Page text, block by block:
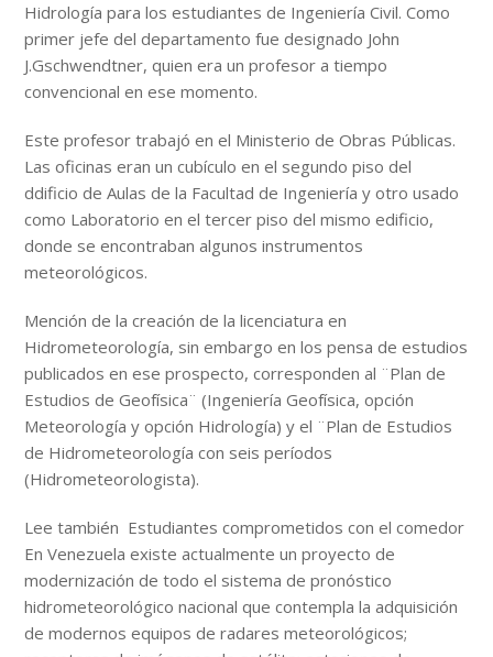
Hidrología para los estudiantes de Ingeniería Civil. Como
primer jefe del departamento fue designado John
J.Gschwendtner, quien era un profesor a tiempo
convencional en ese momento.
Este profesor trabajó en el Ministerio de Obras Públicas.
Las oficinas eran un cubículo en el segundo piso del
ddificio de Aulas de la Facultad de Ingeniería y otro usado
como Laboratorio en el tercer piso del mismo edificio,
donde se encontraban algunos instrumentos
meteorológicos.
Mención de la creación de la licenciatura en
Hidrometeorología, sin embargo en los pensa de estudios
publicados en ese prospecto, corresponden al ¨Plan de
Estudios de Geofísica¨ (Ingeniería Geofísica, opción
Meteorología y opción Hidrología) y el ¨Plan de Estudios
de Hidrometeorología con seis períodos
(Hidrometeorologista).
Lee también Estudiantes comprometidos con el comedor
En Venezuela existe actualmente un proyecto de
modernización de todo el sistema de pronóstico
hidrometeorológico nacional que contempla la adquisición
de modernos equipos de radares meteorológicos;